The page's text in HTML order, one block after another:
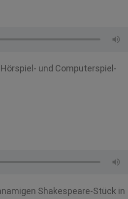
und Computerspiel-
Shakespeare-Stück in